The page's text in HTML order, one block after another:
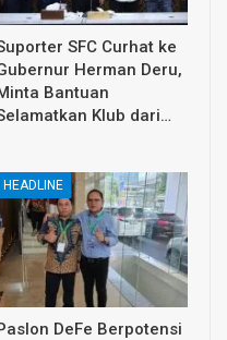
SFC Curhat ke
Herman Deru,
Bantuan
Klub dari…
HEADLINE
DeFe Berpotensi